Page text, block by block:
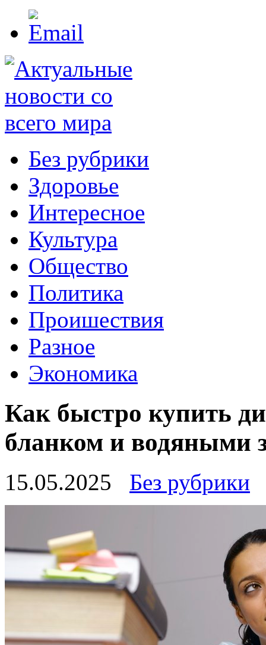
Без рубрики
Здоровье
Интересное
Культура
Общество
Политика
Проишествия
Разное
Экономика
Как быстро купить
бланком и водяными
15.05.2025 Без рубрики